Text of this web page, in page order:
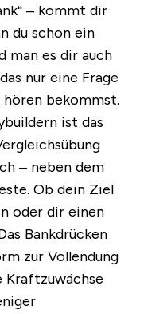
“ – kommt dir
du schon ein
man es dir auch
nur eine Frage
hören bekommst.
ist das
– neben dem
Ob dein Ziel
oder dir einen
Bankdrücken
zur Vollendung
Kraftzuwächse